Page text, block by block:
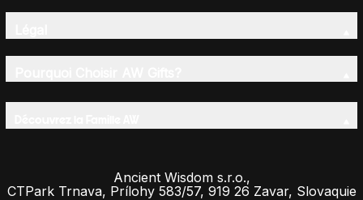
Ancient Wisdom s.r.o.,
CTPark Trnava, Prílohy 583/57, 919 26 Zavar, Slovaquie